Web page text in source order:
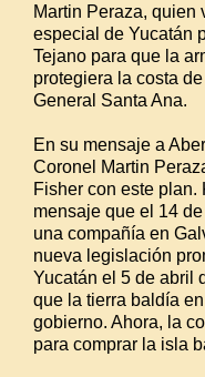
Martin Peraza, quien
especial de Yucatán
Tejano para que la
protegiera la costa
General Santa Ana.
En su mensaje a
Coronel Martin
Fisher con este plan.
mensaje que el 14
una compañía en
nueva legislación
Yucatán el 5 de abril
que la tierra baldía
gobierno. Ahora, la
para comprar la isla